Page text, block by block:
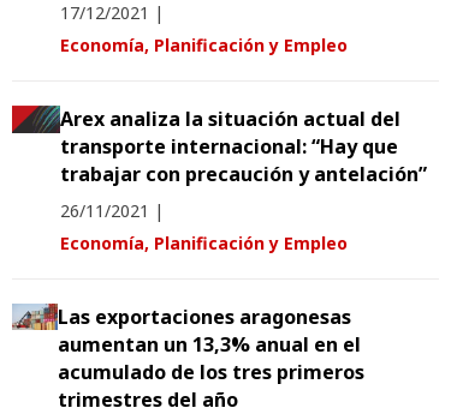
17/12/2021 |
Economía, Planificación y Empleo
Arex analiza la situación actual del
transporte internacional: “Hay que
trabajar con precaución y antelación”
26/11/2021 |
Economía, Planificación y Empleo
Las exportaciones aragonesas
aumentan un 13,3% anual en el
acumulado de los tres primeros
trimestres del año